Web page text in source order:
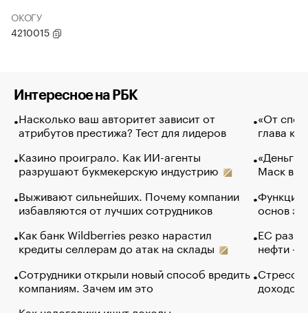
ОКОГУ
4210015
Интересное на РБК
Насколько ваш авторитет зависит от
атрибутов престижа? Тест для лидеров
Казино проиграло. Как ИИ-агенты
разрушают букмекерскую индустрию
Выживают сильнейших. Почему компании
избавляются от лучших сотрудников
Как банк Wildberries резко нарастил
кредиты селлерам до атак на склады
Сотрудники открыли новый способ вредить
компаниям. Зачем им это
«От
глава
«Деньги
Маск в
Функции
основ
ЕС
нефти —
Стресс
доходов